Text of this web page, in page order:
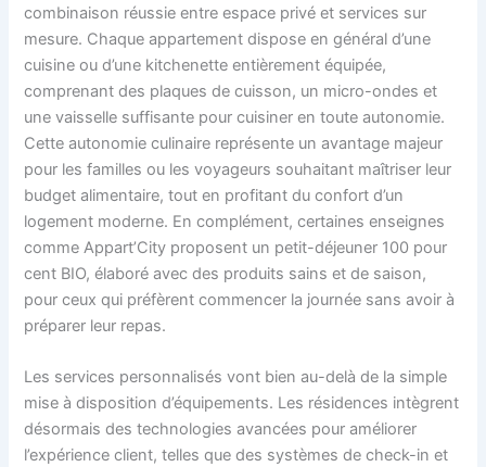
combinaison réussie entre espace privé et services sur
mesure. Chaque appartement dispose en général d’une
cuisine ou d’une kitchenette entièrement équipée,
comprenant des plaques de cuisson, un micro-ondes et
une vaisselle suffisante pour cuisiner en toute autonomie.
Cette autonomie culinaire représente un avantage majeur
pour les familles ou les voyageurs souhaitant maîtriser leur
budget alimentaire, tout en profitant du confort d’un
logement moderne. En complément, certaines enseignes
comme Appart’City proposent un petit-déjeuner 100 pour
cent BIO, élaboré avec des produits sains et de saison,
pour ceux qui préfèrent commencer la journée sans avoir à
préparer leur repas.
Les services personnalisés vont bien au-delà de la simple
mise à disposition d’équipements. Les résidences intègrent
désormais des technologies avancées pour améliorer
l’expérience client, telles que des systèmes de check-in et